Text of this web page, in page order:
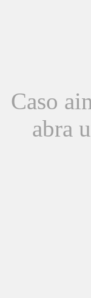
Caso
abra